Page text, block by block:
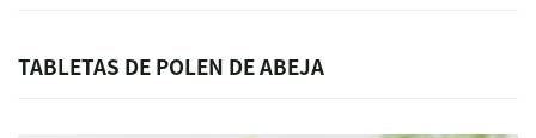
TABLETAS DE POLEN DE ABEJA